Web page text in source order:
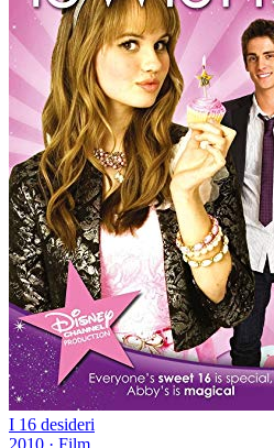
I 16 desideri
2010 · Film